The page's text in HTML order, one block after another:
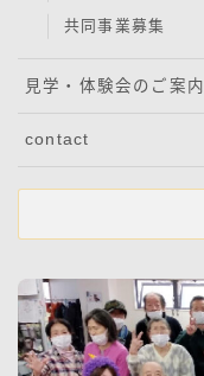
共同事業募集
見学・体験会のご案内
contact